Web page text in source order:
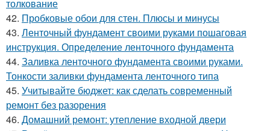
толкование
42. Пробковые обои для стен. Плюсы и минусы
43. Ленточный фундамент своими руками пошаговая
инструкция. Определение ленточного фундамента
44. Заливка ленточного фундамента своими руками.
Тонкости заливки фундамента ленточного типа
45. Учитывайте бюджет: как сделать современный
ремонт без разорения
46. Домашний ремонт: утепление входной двери